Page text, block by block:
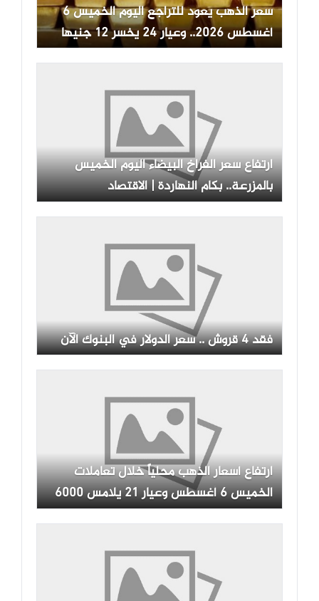
سعر الذهب يعود للتراجع اليوم الخميس 6
أغسطس 2026.. وعيار 24 يخسر 12 جنيها
ارتفاع سعر الفراخ البيضاء اليوم الخميس
بالمزرعة.. بكام النهاردة | الاقتصاد
فقد 4 قروش .. سعر الدولار في البنوك الآن
ارتفاع أسعار الذهب محلياً خلال تعاملات
الخميس 6 أغسطس وعيار 21 يلامس 6000
جنيه